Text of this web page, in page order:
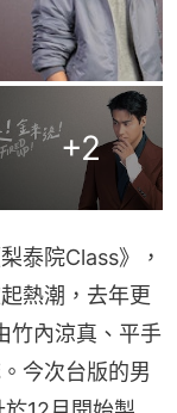
+2
泰院Class》，
熱潮，去年更
竹內涼真、平手
今次台版的男